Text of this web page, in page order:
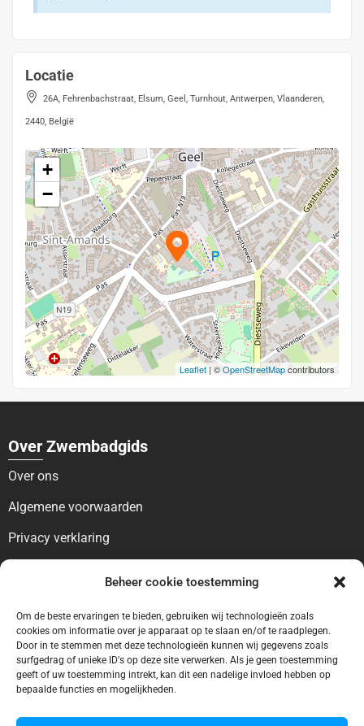
Beheer cookie toestemming
Om de beste ervaringen te bieden, gebruiken wij technologieën zoals
cookies om informatie over je apparaat op te slaan en/of te raadplegen.
Door in te stemmen met deze technologieën kunnen wij gegevens zoals
surfgedrag of unieke ID's op deze site verwerken. Als je geen toestemming
geeft of uw toestemming intrekt, kan dit een nadelige invloed hebben op
bepaalde functies en mogelijkheden.
Locatie
26A, Fehrenbachstraat, Elsum, Geel, Turnhout, Antwerpen, Vlaanderen,
2440, België
+
−
Leaflet | ©OpenStreetMapcontributors
Over Zwembadgids
Over ons
Algemene voorwaarden
Privacy verklaring
Voor bezoekers
Contact
Voor bedrijven